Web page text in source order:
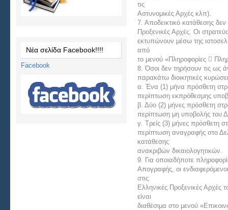
Νέα σελίδα Facebook!!!!
Facebook
τις
Αστυνομικές Αρχές κλπ).
7. Αποδεικτικό κατάθεσης
Προξενικές Αρχές. Οι
εκτυπώνουν μέσω της
από
το μενού «Πληροφορίες 
8. Όσοι δεν τηρήσουν τις ως
παρακάτω διοικητικές
α. Ένα (1) μήνα πρόσθετη
περίπτωση εκπρόθεσμης
β. Δύο (2) μήνες πρόσθετη
περίπτωση μη υποβολής του
γ. Τρείς (3) μήνες πρόσθετη
περίπτωση αναγραφής στο
κατάθεσης
ανακριβών δικαιολογητικών.
9. Για οποιαδήποτε
Απογραφής, οι
στις
Ελληνικές Προξενικές Αρχές
είναι
διαθέσιμα στο μενού